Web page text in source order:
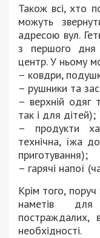
Також всі, хто
можуть
адресою вул.
з першого дня
центр. У ньому
– ковдри,
– рушники та
– верхній одяг
так і для дітей);
– продукти
технічна, їжа
приготування);
– гарячі напої
Крім того,
наметів для
постраждалих,
необхідності.